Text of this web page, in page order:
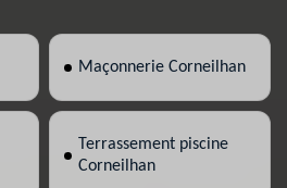
Maçonnerie Corneilhan
Terrassement piscine
Corneilhan